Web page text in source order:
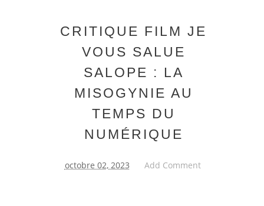
CRITIQUE FILM JE
VOUS SALUE
SALOPE : LA
MISOGYNIE AU
TEMPS DU
NUMÉRIQUE
octobre 02, 2023 Add Comment